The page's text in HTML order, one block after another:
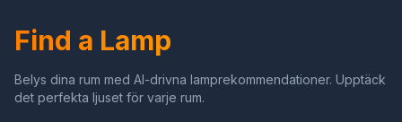
Find a Lamp
Belys dina rum med AI-drivna lamprekommendationer. Upptäck
det perfekta ljuset för varje rum.